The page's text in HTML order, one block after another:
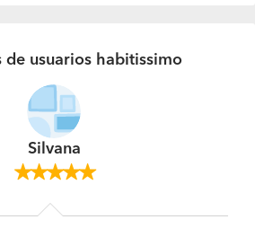
de usuarios habitissimo
Silvana